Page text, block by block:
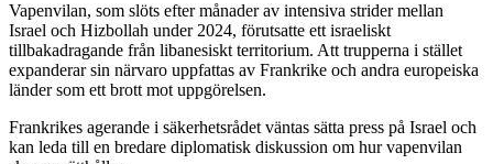
Vapenvilan, som slöts efter månader av intensiva strider mellan
Israel och Hizbollah under 2024, förutsatte ett israeliskt
tillbakadragande från libanesiskt territorium. Att trupperna i stället
expanderar sin närvaro uppfattas av Frankrike och andra europeiska
länder som ett brott mot uppgörelsen.
Frankrikes agerande i säkerhetsrådet väntas sätta press på Israel och
kan leda till en bredare diplomatisk diskussion om hur vapenvilan